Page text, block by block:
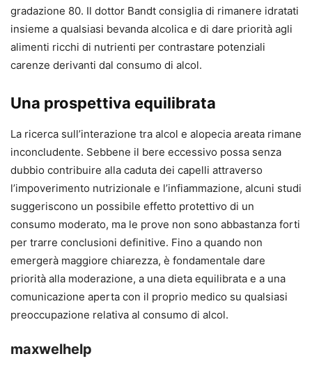
gradazione 80. Il dottor Bandt consiglia di rimanere idratati
insieme a qualsiasi bevanda alcolica e di dare priorità agli
alimenti ricchi di nutrienti per contrastare potenziali
carenze derivanti dal consumo di alcol.
Una prospettiva equilibrata
La ricerca sull’interazione tra alcol e alopecia areata rimane
inconcludente. Sebbene il bere eccessivo possa senza
dubbio contribuire alla caduta dei capelli attraverso
l’impoverimento nutrizionale e l’infiammazione, alcuni studi
suggeriscono un possibile effetto protettivo di un
consumo moderato, ma le prove non sono abbastanza forti
per trarre conclusioni definitive. Fino a quando non
emergerà maggiore chiarezza, è fondamentale dare
priorità alla moderazione, a una dieta equilibrata e a una
comunicazione aperta con il proprio medico su qualsiasi
preoccupazione relativa al consumo di alcol.
maxwelhelp